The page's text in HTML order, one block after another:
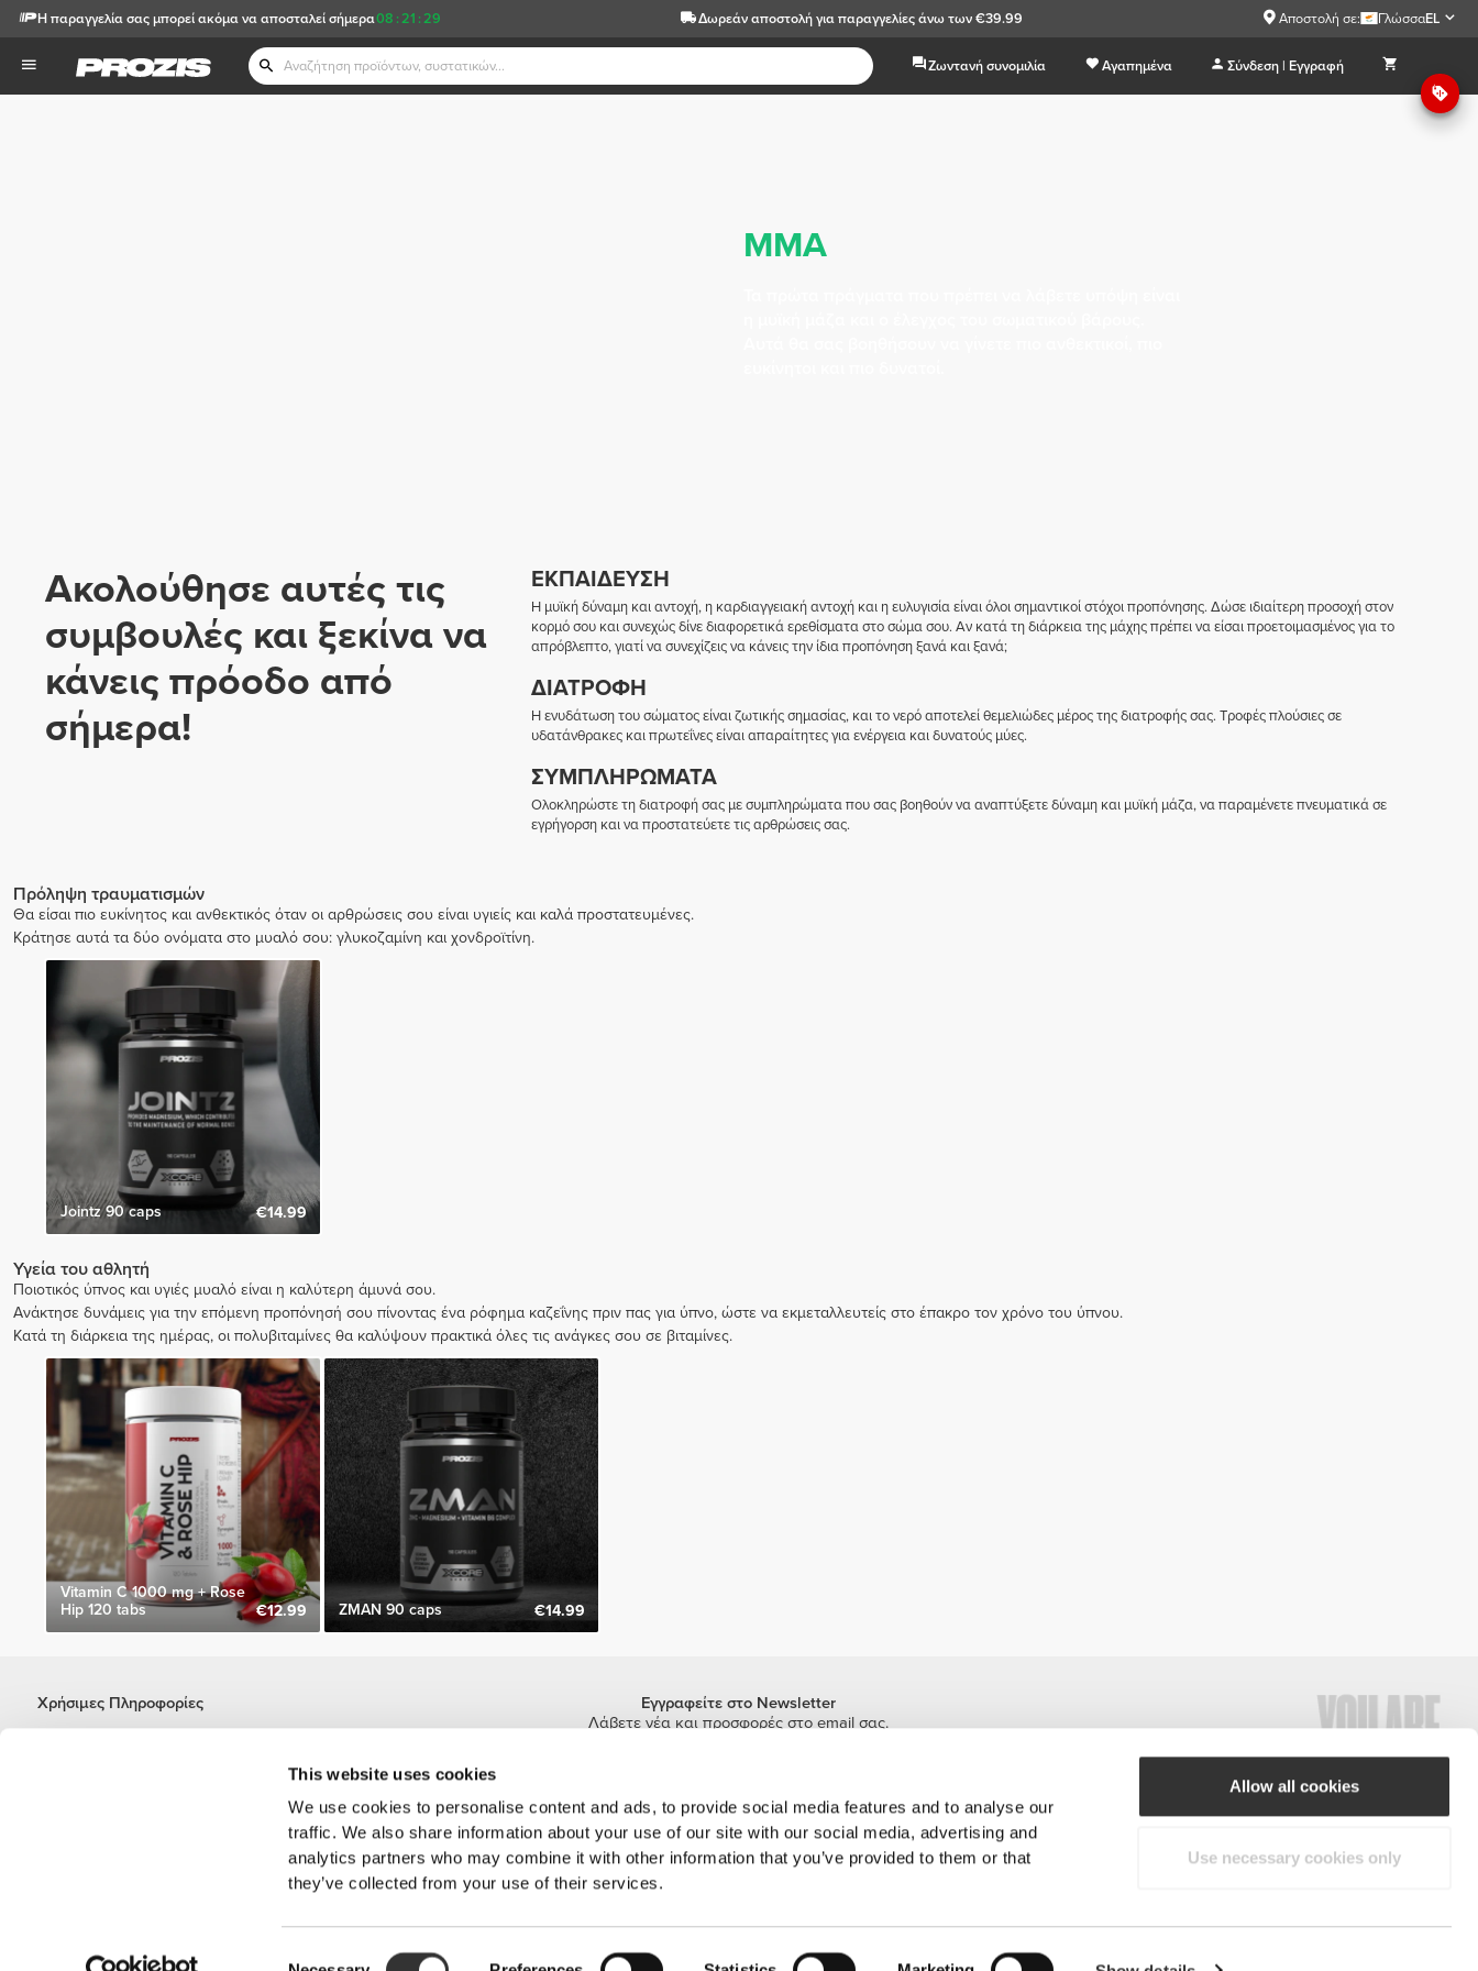
This website uses cookies
We use cookies to personalise content and ads, to provide social media features and to analyse our
traffic. We also share information about your use of our site with our social media, advertising and
analytics partners who may combine it with other information that you’ve provided to them or that
they’ve collected from your use of their services.
Allow all cookies
Use necessary cookies only
08 :21 :29
Η παραγγελία σας μπορεί ακόμα να αποσταλεί σήμερα Δωρεάν αποστολήγια παραγγελίες άνω των €39.99 Αποστολή σε: ΓλώσσαEL
Ζωντανή συνομιλία Αγαπημένα Σύνδεση | Εγγραφή
MMA
Ακολούθησε αυτές τις
συμβουλές και ξεκίνα να
κάνεις πρόοδο από
σήμερα!
ΕΚΠΑΊΔΕΥΣΗ
Η μυϊκή δύναμη και αντοχή, η καρδιαγγειακή αντοχή και η ευλυγισία είναι όλοι σημαντικοί στόχοι προπόνησης. Δώσε ιδιαίτερη προσοχή στον
κορμό σου και συνεχώς δίνε διαφορετικά ερεθίσματα στο σώμα σου. Αν κατά τη διάρκεια της μάχης πρέπει να είσαι προετοιμασμένος για το
απρόβλεπτο, γιατί να συνεχίζεις να κάνεις την ίδια προπόνηση ξανά και ξανά;
ΔΙΑΤΡΟΦΉ
Η ενυδάτωση του σώματος είναι ζωτικής σημασίας, και το νερό αποτελεί θεμελιώδες μέρος της διατροφής σας. Τροφές πλούσιες σε
υδατάνθρακες και πρωτεΐνες είναι απαραίτητες για ενέργεια και δυνατούς μύες.
ΣΥΜΠΛΗΡΏΜΑΤΑ
Ολοκληρώστε τη διατροφή σας με συμπληρώματα που σας βοηθούν να αναπτύξετε δύναμη και μυϊκή μάζα, να παραμένετε πνευματικά σε
εγρήγορση και να προστατεύετε τις αρθρώσεις σας.
Πρόληψη τραυματισμών
Θα είσαι πιο ευκίνητος και ανθεκτικός όταν οι αρθρώσεις σου είναι υγιείς και καλά προστατευμένες.
Κράτησε αυτά τα δύο ονόματα στο μυαλό σου: γλυκοζαμίνη και χονδροϊτίνη.
Jointz 90 caps €14.99
Υγεία του αθλητή
Ποιοτικός ύπνος και υγιές μυαλό είναι η καλύτερη άμυνά σου.
Ανάκτησε δυνάμεις για την επόμενη προπόνησή σου πίνοντας ένα ρόφημα καζεΐνης πριν πας για ύπνο, ώστε να εκμεταλλευτείς στο έπακρο τον χρόνο του ύπνου.
Κατά τη διάρκεια της ημέρας, οι πολυβιταμίνες θα καλύψουν πρακτικά όλες τις ανάγκες σου σε βιταμίνες.
Vitamin C 1000 mg + Rose
Hip 120 tabs
€12.99 ZMAN 90 caps €14.99
Χρήσιμες Πληροφορίες
Εγγραφείτε στο Newsletter
Λάβετε νέα και προσφορές στο email σας.